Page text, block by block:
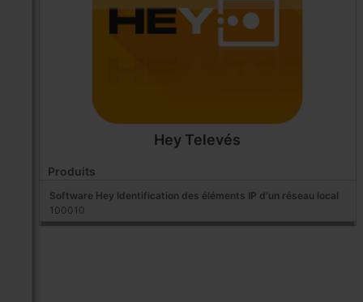
Hey Televés
Produits
Software Hey Identification des éléments IP d’un réseau local
100010